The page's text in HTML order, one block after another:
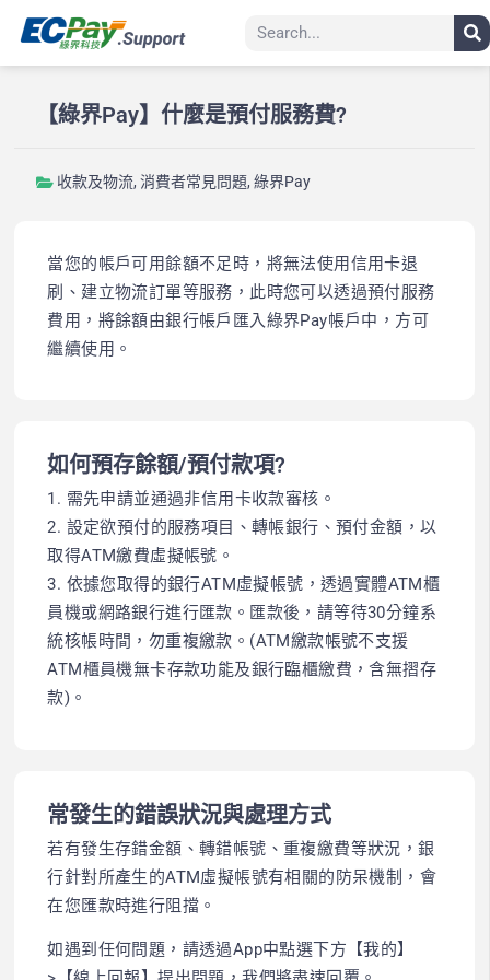
【綠界Pay】什麼是預付服務費?
收款及物流,消費者常見問題,綠界Pay
當您的帳戶可用餘額不足時，將無法使用信用卡退
刷、建立物流訂單等服務，此時您可以透過預付服務
費用，將餘額由銀行帳戶匯入綠界Pay帳戶中，方可
繼續使用。
如何預存餘額/預付款項?
1. 需先申請並通過非信用卡收款審核。
2. 設定欲預付的服務項目、轉帳銀行、預付金額，以
取得ATM繳費虛擬帳號。
3. 依據您取得的銀行ATM虛擬帳號，透過實體ATM櫃
員機或網路銀行進行匯款。匯款後，請等待30分鐘系
統核帳時間，勿重複繳款。(ATM繳款帳號不支援
ATM櫃員機無卡存款功能及銀行臨櫃繳費，含無摺存
款)。
常發生的錯誤狀況與處理方式
若有發生存錯金額、轉錯帳號、重複繳費等狀況，銀
行針對所產生的ATM虛擬帳號有相關的防呆機制，會
在您匯款時進行阻擋。
如遇到任何問題，請透過App中點選下方【我的】